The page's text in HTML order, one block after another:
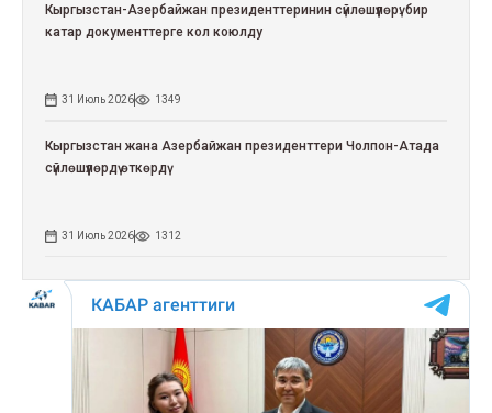
Кыргызстан-Азербайжан президенттеринин сүйлөшүүлөрү: бир
катар документтерге кол коюлду
31 Июль 2026 1349
Кыргызстан жана Азербайжан президенттери Чолпон-Атада
сүйлөшүүлөрдү өткөрдү
31 Июль 2026 1312